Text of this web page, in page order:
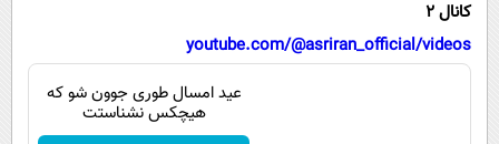
گوناگون
حوادث
محیط زیست
آشپزی
دانلود
کانال 2
youtube.com/@asriran_official/videos
عید امسال طوری جوون شو که
هیچکس نشناستت